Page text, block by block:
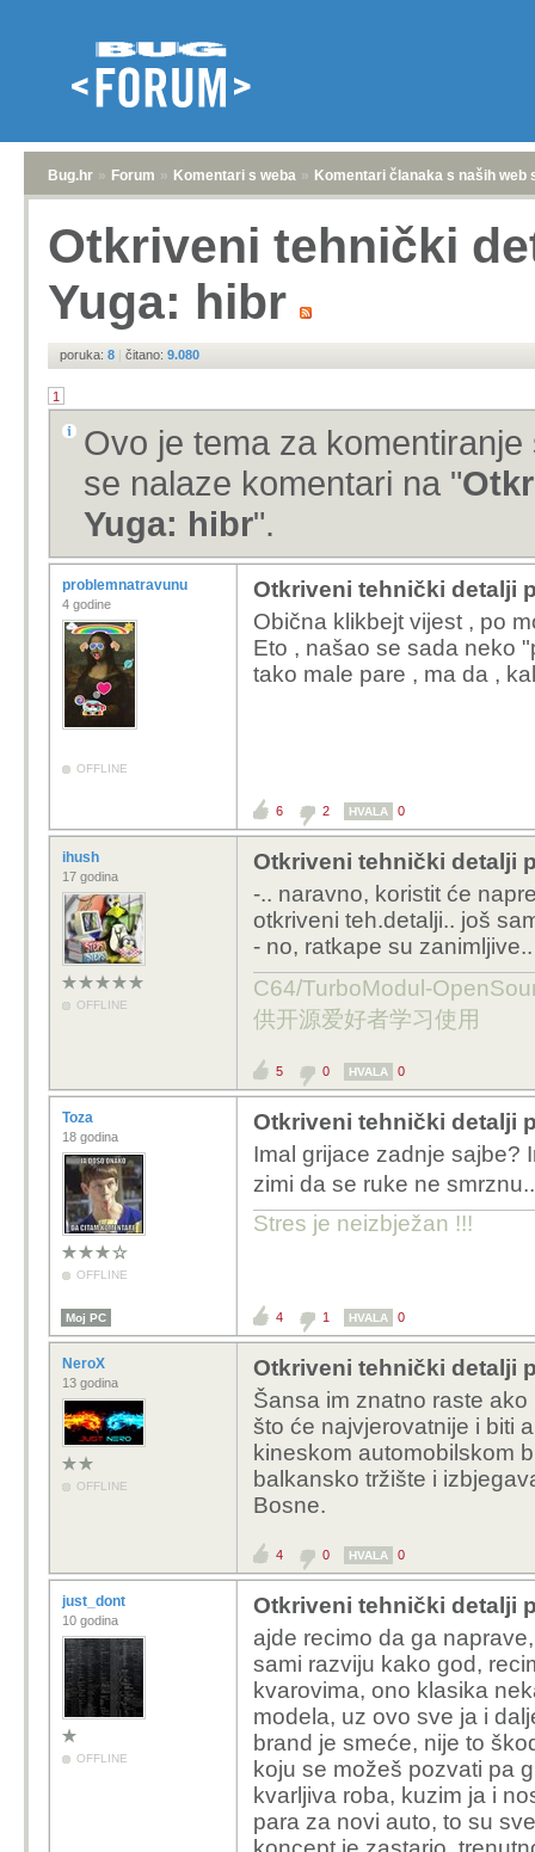
Bug.hr » Forum » Komentari s weba » Komentari članaka s naših web
Otkriveni tehnički
Yuga: hibr
poruka: 8 | čitano: 9.080
1
Ovo je tema za
se nalaze komentari na "
Yuga: hibr".
problemnatravunu
4 godine
OFFLINE
Otkriveni tehnički detalji
Obična klikbejt vijest , po
Eto , našao se sada neko
tako male pare , ma da ,
6 2 HVALA 0
ihush
17 godina
OFFLINE
Otkriveni tehnički detalji
-.. naravno, koristit će
otkriveni teh.detalji.. još
- no, ratkape su
C64/TurboModul-
供开源爱好者学习使用
5 0 HVALA 0
Toza
18 godina
OFFLINE
Otkriveni tehnički detalji
Imal grijace zadnje sajbe?
zimi da se ruke ne
Stres je neizbježan !!!
Moj PC 4 1 HVALA 0
NeroX
13 godina
OFFLINE
Otkriveni tehnički detalji
Šansa im znatno raste
što će najvjerovatnije i biti
kineskom automobilskom
balkansko tržište i
Bosne.
4 0 HVALA 0
just_dont
10 godina
OFFLINE
Otkriveni tehnički detalji
ajde recimo da ga
sami razviju kako god,
kvarovima, ono klasika
modela, uz ovo sve ja i
brand je smeće, nije to
koju se možeš pozvati pa
kvarljiva roba, kuzim ja i
para za novi auto, to su